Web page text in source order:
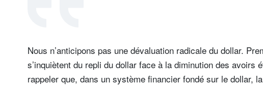
Nous n’anticipons pas une dévaluation radicale du dollar.
s’inquiètent du repli du dollar face à la diminution des
rappeler que, dans un système financier fondé sur le dollar,